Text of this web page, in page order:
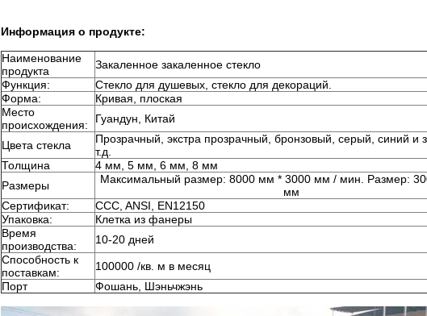
Информация о продукте:
Наименование
продукта
Закаленное закаленное стекло
Функция:
Стекло для душевых, стекло для декораций.
Форма:
Кривая, плоская
Место
происхождения:
Гуандун, Китай
Цвета стекла
Прозрачный, экстра прозрачный, бронзовый, серый, синий и
т.д.
Толщина
4 мм, 5 мм, 6 мм, 8 мм
Размеры
Максимальный размер: 8000 мм * 3000 мм / мин. Размер:
мм
Сертификат:
CCC, ANSI, EN12150
Упаковка:
Клетка из фанеры
Время
производства:
10-20 дней
Способность к
поставкам:
100000 /кв. м в месяц
Порт
Фошань, Шэньчжэнь